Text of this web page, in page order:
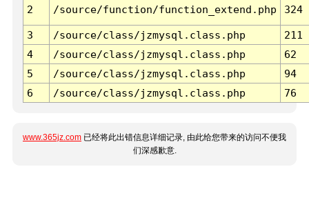
2 /source/function/function_extend.php 324
3 /source/class/jzmysql.class.php
211
4
/source/class/jzmysql.class.php
62
5
/source/class/jzmysql.class.php
94
6
/source/class/jzmysql.class.php 76
www.365jz.com 已经将此出错信息详细记录, 由此给您带来的访问不便我
们深感歉意.